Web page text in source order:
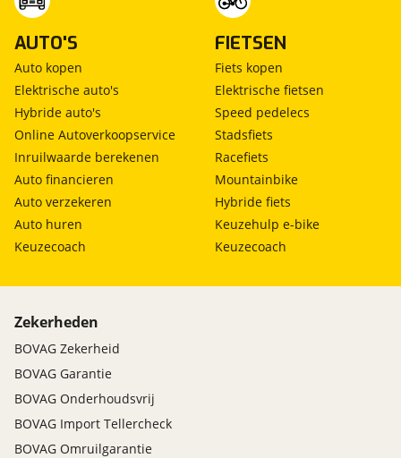
AUTO'S
Auto kopen
Elektrische auto's
Hybride auto's
Online Autoverkoopservice
Inruilwaarde berekenen
Auto financieren
Auto verzekeren
Auto huren
Keuzecoach
FIETSEN
Fiets kopen
Elektrische fietsen
Speed pedelecs
Stadsfiets
Racefiets
Mountainbike
Hybride fiets
Keuzehulp e-bike
Keuzecoach
Zekerheden
BOVAG Zekerheid
BOVAG Garantie
BOVAG Onderhoudsvrij
BOVAG Import Tellercheck
BOVAG Omruilgarantie